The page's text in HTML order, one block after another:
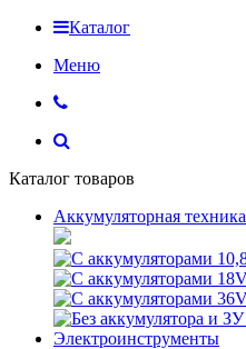
Каталог
Меню
Каталог товаров
Аккумуляторная техника
Электроинструменты